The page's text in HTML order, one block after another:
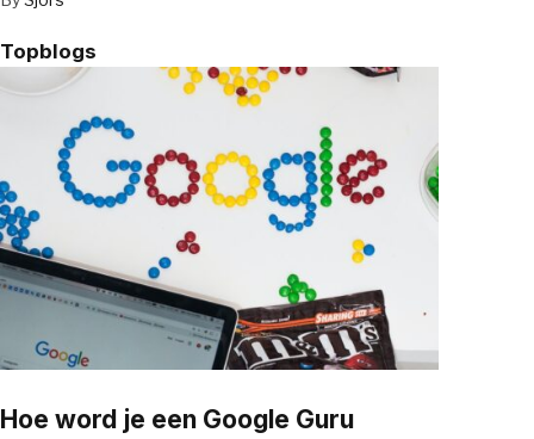
Topblogs
Hoe word je een Google Guru